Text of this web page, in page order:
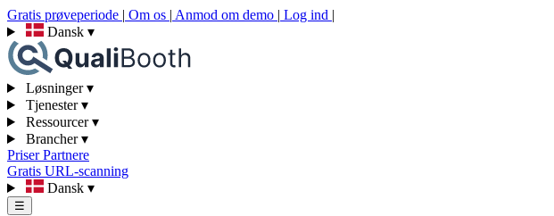
Gratis prøveperiode | Om os | Anmod om demo | Log ind |
Dansk ▾
Løsninger▾
Tjenester▾
Ressourcer▾
Brancher▾
PriserPartnere
Gratis URL-scanning
Dansk ▾
☰